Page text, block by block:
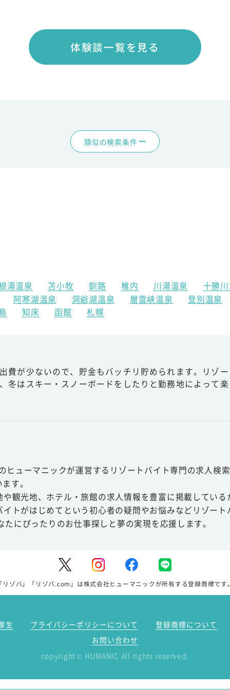
体験談一覧を見る
類似の検索条件
湯温泉 苫小牧 釧路 稚内 川湯温泉
十勝
阿寒湖温泉
洞爺湖温泉 層雲峡温泉
登別温泉
知床 函館 札幌
費が少ないので、貯金もバッチリ貯められます。リゾ
冬はスキー・スノーボードをしたりと勤務地によって
ューマニックが運営するリゾートバイト専門の求人検
す。
観光地、ホテル・旅館の求人情報を豊富に掲載してい
トがはじめてという初心者の疑問やお悩みなどリゾー
にぴったりのお仕事探しと夢の実現を応援します。
リゾバ」「リゾバ.com」は株式会社ヒューマニックが所有する登録商標です
生 プライバシーポリシーについて
登録商標について
お問い合わせ
copyright © HUMANIC All rights reserved.